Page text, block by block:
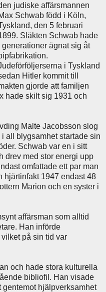
judiske affärsmannen
Schwab född i Köln,
den 5 februari
Släkten Schwab hade
generationer ägnat sig åt
i Tyskland
Hitler kommit till
gjorde att familjen
hade skilt sig 1931 och
Malte Jacobsson slog
all blygsamhet startade sin
Schwab var en i sitt
drev med stor energi upp
omfattade ett par man
hjärtinfakt 1947 endast 48
Marion och en syster i
affärsman som alltid
Han införde
på sin tid var
och hade stora kulturella
bibliofil. Han visade
hjälpverksamhet